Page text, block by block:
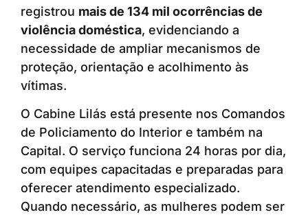
registrou mais de 134 mil ocorrências de
violência doméstica, evidenciando a
necessidade de ampliar mecanismos de
proteção, orientação e acolhimento às
vítimas.
O Cabine Lilás está presente nos Comandos
de Policiamento do Interior e também na
Capital. O serviço funciona 24 horas por dia,
com equipes capacitadas e preparadas para
oferecer atendimento especializado.
Quando necessário, as mulheres podem ser